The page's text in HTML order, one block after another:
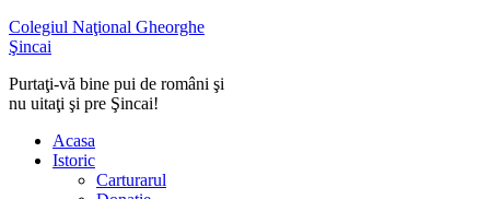
Colegiul Naţional Gheorghe
Şincai
Purtaţi-vă bine pui de români şi
nu uitaţi şi pre Şincai!
Acasa
Istoric
Carturarul